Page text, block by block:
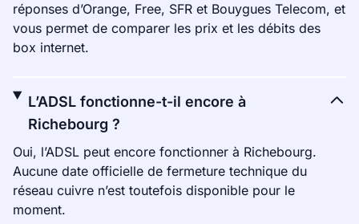
réponses d’Orange, Free, SFR et Bouygues Telecom, et
vous permet de comparer les prix et les débits des
box internet.
L’ADSL fonctionne-t-il encore à
Richebourg ?
Oui, l’ADSL peut encore fonctionner à Richebourg.
Aucune date officielle de fermeture technique du
réseau cuivre n’est toutefois disponible pour le
moment.